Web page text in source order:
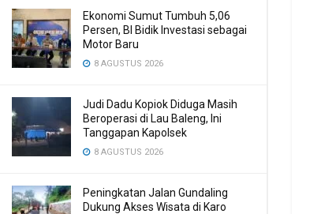
Ekonomi Sumut Tumbuh 5,06
Persen, BI Bidik Investasi sebagai
Motor Baru
8 AGUSTUS 2026
Judi Dadu Kopiok Diduga Masih
Beroperasi di Lau Baleng, Ini
Tanggapan Kapolsek
8 AGUSTUS 2026
Peningkatan Jalan Gundaling
Dukung Akses Wisata di Karo